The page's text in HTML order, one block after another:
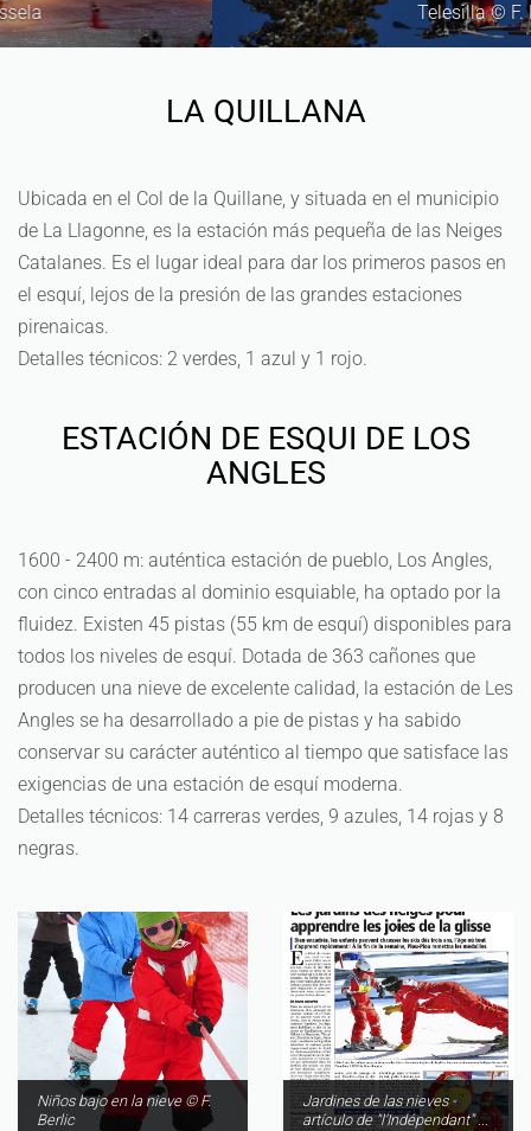
Telesilla © F. Berlic
LA QUILLANA
Ubicada en el Col de la Quillane, y situada en el municipio
de La Llagonne, es la estación más pequeña de las Neiges
Catalanes. Es el lugar ideal para dar los primeros pasos en
el esquí, lejos de la presión de las grandes estaciones
pirenaicas.
Detalles técnicos: 2 verdes, 1 azul y 1 rojo.
ESTACIÓN DE ESQUI DE LOS
ANGLES
1600 - 2400 m: auténtica estación de pueblo, Los Angles,
con cinco entradas al dominio esquiable, ha optado por la
fluidez. Existen 45 pistas (55 km de esquí) disponibles para
todos los niveles de esquí. Dotada de 363 cañones que
producen una nieve de excelente calidad, la estación de Les
Angles se ha desarrollado a pie de pistas y ha sabido
conservar su carácter auténtico al tiempo que satisface las
exigencias de una estación de esquí moderna.
Detalles técnicos: 14 carreras verdes, 9 azules, 14 rojas y 8
negras.
Niños bajo en la nieve © F.
Berlic
Jardines de las nieves -
artículo de "l'Indépendant" ...